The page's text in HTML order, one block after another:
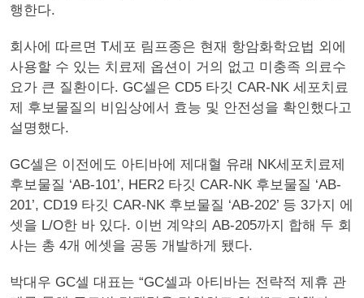
행한다.
회사에 따르면 T세포 림프종은 현재 항암화학요법 외에
사용할 수 있는 치료제 옵션이 거의 없고 미충족 의료수
요가 큰 질환이다. GC셀은 CD5 타깃 CAR-NK 세포치료
제 후보물질의 비임상에서 효능 및 안전성을 확인했다고
설명했다.
GC셀은 이전에도 아티바에 제대혈 유래 NK세포치료제
후보물질 ‘AB-101’, HER2 타깃 CAR-NK 후보물질 ‘AB-
201’, CD19 타깃 CAR-NK 후보물질 ‘AB-202’ 등 3가지 에
셋을 L/O한 바 있다. 이번 계약의 AB-205까지 합해 두 회
사는 총 4개 에셋을 공동 개발하게 됐다.
박대우 GC셀 대표는 “GC셀과 아티바는 전략적 제휴 관